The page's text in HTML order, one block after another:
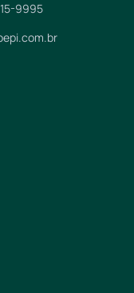
9995